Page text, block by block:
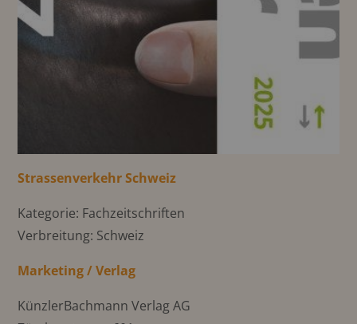
Strassenverkehr Schweiz
Kategorie: Fachzeitschriften
Verbreitung: Schweiz
Marketing / Verlag
KünzlerBachmann Verlag AG